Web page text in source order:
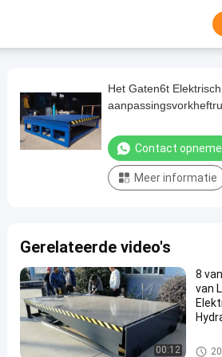
Het Gaten6t
Contact
Meer informatie
Gerelateerde video's
00:12
8
van